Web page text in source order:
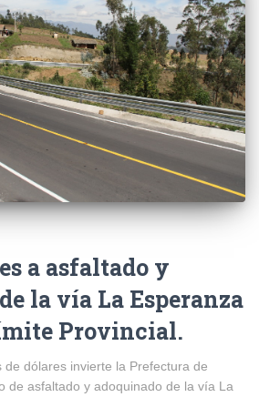
a asfaltado y
la vía La Esperanza
Provincial.
de dólares invierte la Prefectura de
de asfaltado y adoquinado de la vía La